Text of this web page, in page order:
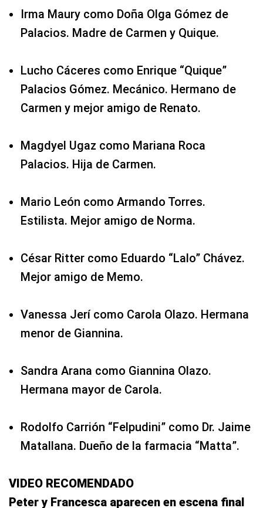
Irma Maury como Doña Olga Gómez de
Palacios. Madre de Carmen y Quique.
Lucho Cáceres como Enrique “Quique”
Palacios Gómez. Mecánico. Hermano de
Carmen y mejor amigo de Renato.
Magdyel Ugaz como Mariana Roca
Palacios. Hija de Carmen.
Mario León como Armando Torres.
Estilista. Mejor amigo de Norma.
César Ritter como Eduardo “Lalo” Chávez.
Mejor amigo de Memo.
Vanessa Jerí como Carola Olazo. Hermana
menor de Giannina.
Sandra Arana como Giannina Olazo.
Hermana mayor de Carola.
Rodolfo Carrión “Felpudini” como Dr. Jaime
Matallana. Dueño de la farmacia “Matta”.
VIDEO RECOMENDADO
Peter y Francesca aparecen en escena final